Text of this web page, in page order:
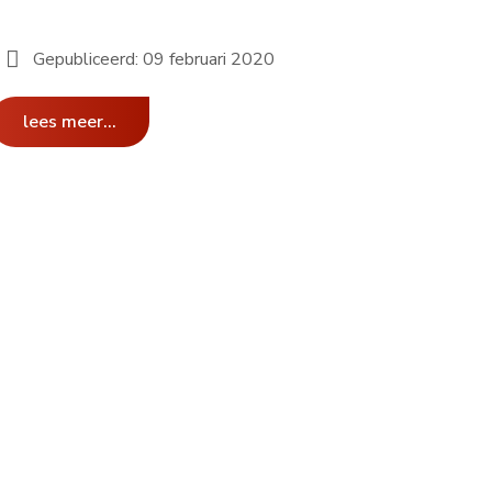
Gepubliceerd: 09 februari 2020
lees meer...